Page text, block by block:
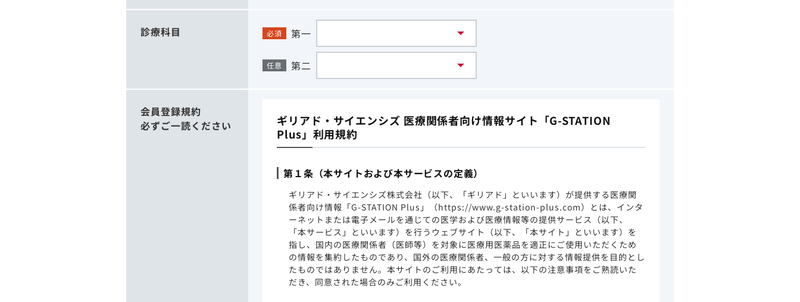
診療科目 必須 第一
任意 第二
会員登録規約
必ずご一読ください
ギリアド・サイエンシズ 医療関係者向け情報サイト「G-STATION
Plus」利用規約
第１条（本サイトおよび本サービスの定義）
ギリアド・サイエンシズ株式会社（以下、「ギリアド」といいます）が提供する医療関
係者向け情報「G-STATION Plus」（https://www.g-station-plus.com）とは、インタ
ーネットまたは電子メールを通じての医学および医療情報等の提供サービス（以下、
「本サービス」といいます）を行うウェブサイト（以下、「本サイト」といいます）を
指し、国内の医療関係者（医師等）を対象に医療用医薬品を適正にご使用いただくため
の情報を集約したものであり、国外の医療関係者、一般の方に対する情報提供を目的とし
たものではありません。本サイトのご利用にあたっては、以下の注意事項をご熟読いた
だき、同意された場合のみご利用ください。